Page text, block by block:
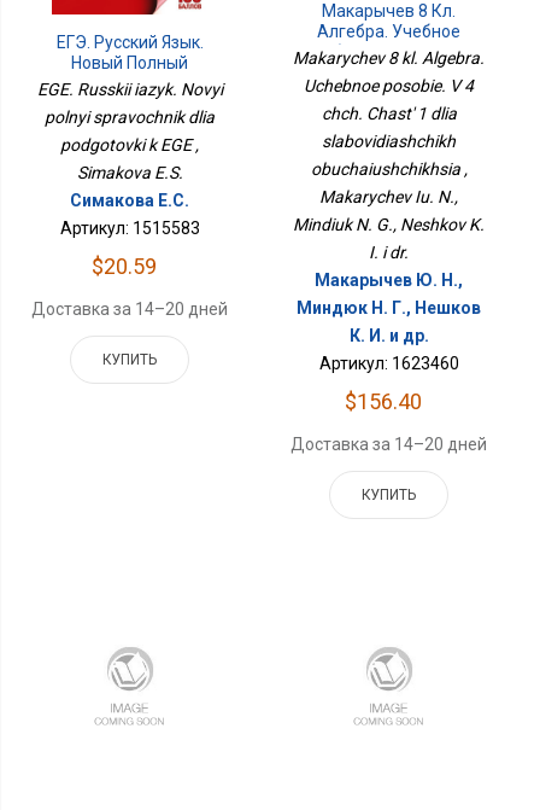
ЕГЭ. Русский Язык.
Новый Полный
Справочник Для
Подготовки К ЕГЭ
EGE. Russkii iazyk. Novyi
polnyi spravochnik dlia
podgotovki k EGE ,
Simakova E.S.
Симакова Е.С.
Артикул: 1515583
$20.59
Доставка за 14–20 дней
КУПИТЬ
Макарычев 8 Кл.
Алгебра. Учебное
Пособие. В 4 Чч. Часть 1
Для Слабовидящих
Обучающихся
Makarychev 8 kl. Algebra.
Uchebnoe posobie. V 4
chch. Chast' 1 dlia
slabovidiashchikh
obuchaiushchikhsia ,
Makarychev Iu. N.,
Mindiuk N. G., Neshkov K.
I. i dr.
Макарычев Ю. Н.,
Миндюк Н. Г., Нешков
К. И. и др.
Артикул: 1623460
$156.40
Доставка за 14–20 дней
КУПИТЬ